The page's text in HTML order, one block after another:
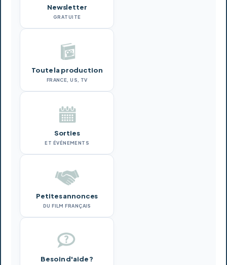
Newsletter
GRATUITE
Toute la production
FRANCE, US, TV
Sorties
ET ÉVÉNEMENTS
Petites annonces
DU FILM FRANÇAIS
Besoin d'aide ?